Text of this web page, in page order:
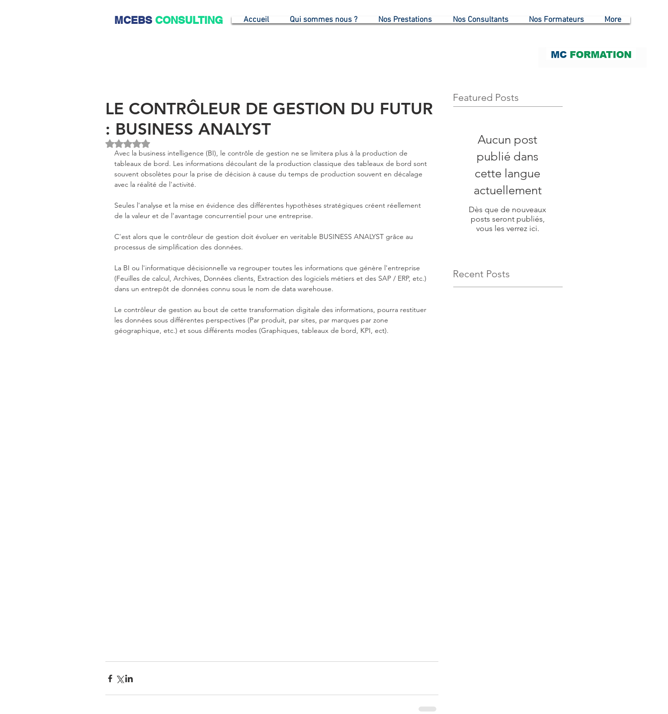
MCEBS CONSULTING Accueil Qui sommes nous ? Nos Prestations Nos Consultants Nos Formateurs More
LE CONTRÔLEUR DE GESTION DU FUTUR
: BUSINESS ANALYST
Noté NaN étoiles sur 5.
Avec la business intelligence (BI), le contrôle de gestion ne se limitera plus à la production de
tableaux de bord. Les informations découlant de la production classique des tableaux de bord sont
souvent obsolètes pour la prise de décision à cause du temps de production souvent en décalage
avec la réalité de l'activité.
Seules l'analyse et la mise en évidence des différentes hypothèses stratégiques créent réellement
de la valeur et de l'avantage concurrentiel pour une entreprise.
C'est alors que le contrôleur de gestion doit évoluer en veritable BUSINESS ANALYST grâce au
processus de simplification des données.
La BI ou l'informatique décisionnelle va regrouper toutes les informations que génère l'entreprise
(Feuilles de calcul, Archives, Données clients, Extraction des logiciels métiers et des SAP / ERP, etc.)
dans un entrepôt de données connu sous le nom de data warehouse.
Le contrôleur de gestion au bout de cette transformation digitale des informations, pourra restituer
les données sous différentes perspectives (Par produit, par sites, par marques par zone
géographique, etc.) et sous différents modes (Graphiques, tableaux de bord, KPI, ect).
Featured Posts
Aucun post
publié dans
cette langue
actuellement
Dès que de nouveaux
posts seront publiés,
vous les verrez ici.
Recent Posts